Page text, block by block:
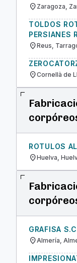
location_on Zaragoza,
TOLDOS
PERSIANES
location_onReus,
location_onCornellà de
ROTULOS
location_onHuelva,
GRAFISA
location_onAlmería,